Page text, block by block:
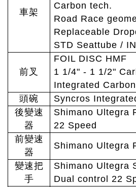
車架
Carbon tech.
Road Race
Replaceable
STD Seattube /
前叉
FOIL DISC HMF
1 1/4" - 1 1/2"
Integrated
頭碗
Syncros
後變速
器
Shimano Ultegra
22 Speed
前變速
器
Shimano Ultegra
變速把
手
Shimano Ultegra
Dual control 22